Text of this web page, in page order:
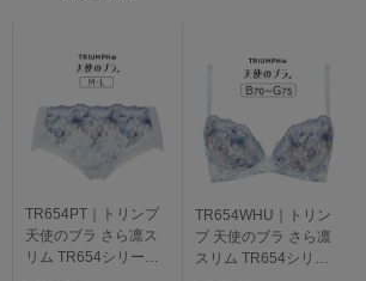
TR654PT｜トリンプ
天使のブラ さら凛ス
リム TR654シリーズ
TR654WHU｜トリン
プ 天使のブラ さら凛
スリム TR654シリー